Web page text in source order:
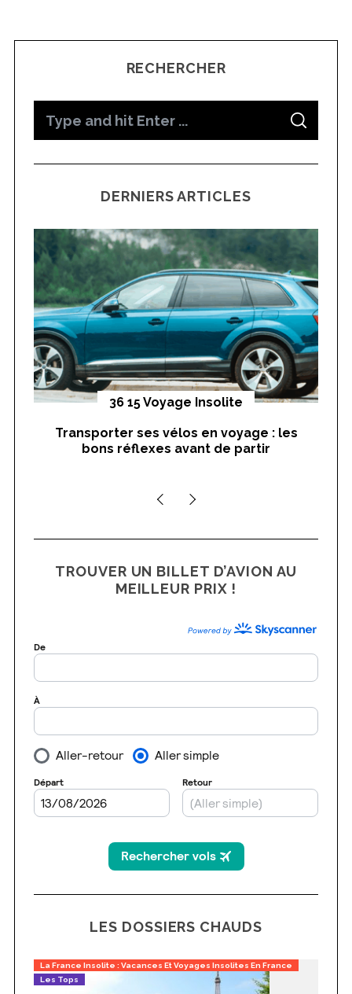
RECHERCHER
f
o
r
:
S
A
C
DERNIERS ARTICLES
36 15 Voyage Insolite
Transporter ses vélos en voyage : les
bons réflexes avant de partir
TROUVER UN BILLET D’AVION AU
MEILLEUR PRIX !
LES DOSSIERS CHAUDS
La France Insolite : Vacances Et Voyages Insolites En France
Les Tops